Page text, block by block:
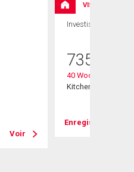
Voir
VISITE LIBRE
Investissement
735 000
40 Woodland
Kitchener, ON
Enregistrer